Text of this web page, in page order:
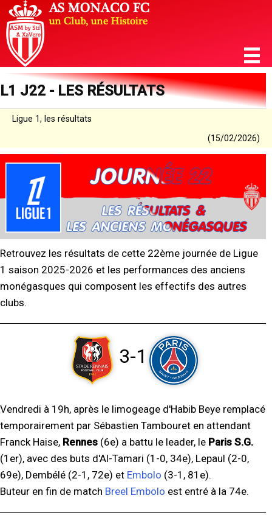
L1 J22 - LES RÉSULTATS
Ligue 1, les résultats
(15/02/2026)
Retrouvez les résultats de cette 22ème journée de Ligue
1 saison 2025-2026 et les performances des anciens
monégasques qui composent les effectifs des autres
clubs.
3-1
Vendredi à 19h, après le limogeage d'Habib Beye remplacé
temporairement par Sébastien Tambouret en attendant
Franck Haise, Rennes (6e) a battu le leader, le Paris S.G.
(1er), avec des buts d'Al-Tamari (1-0, 34e), Lepaul (2-0,
69e), Dembélé (2-1, 72e) et Embolo (3-1, 81e).
Buteur en fin de match Breel Embolo est entré à la 74e.